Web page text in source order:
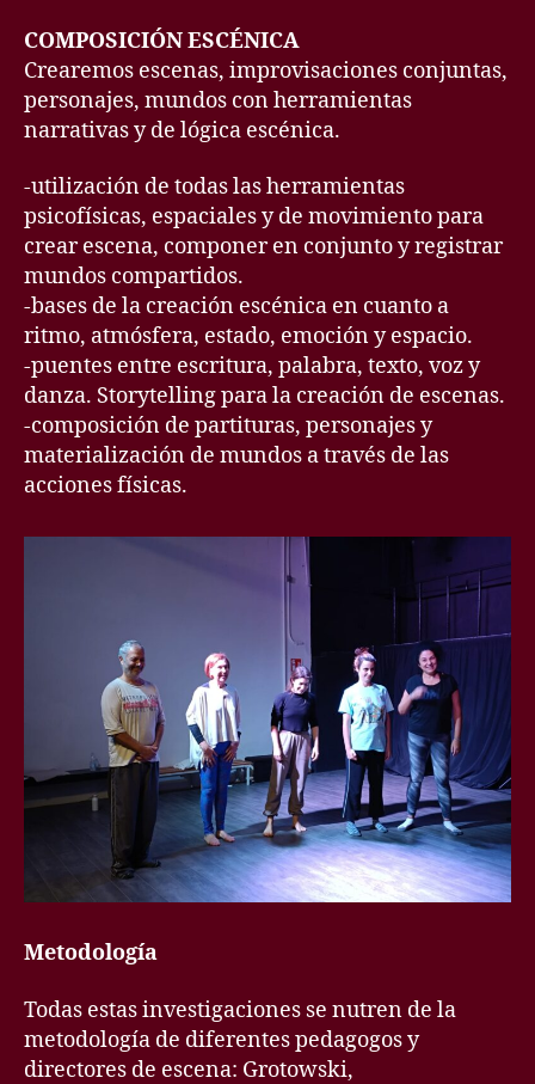
COMPOSICIÓN ESCÉNICA
Crearemos escenas, improvisaciones conjuntas,
personajes, mundos con herramientas
narrativas y de lógica escénica.
-utilización de todas las herramientas
psicofísicas, espaciales y de movimiento para
crear escena, componer en conjunto y registrar
mundos compartidos.
-bases de la creación escénica en cuanto a
ritmo, atmósfera, estado, emoción y espacio.
-puentes entre escritura, palabra, texto, voz y
danza. Storytelling para la creación de escenas.
-composición de partituras, personajes y
materialización de mundos a través de las
acciones físicas.
Metodología
Todas estas investigaciones se nutren de la
metodología de diferentes pedagogos y
directores de escena: Grotowski,